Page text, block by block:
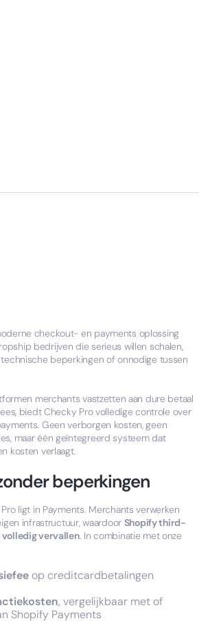
checkout- en payments oplossing
bedrijven die serieus willen schalen,
beperkingen of onnodige tussen
merchants vastzetten aan dure betaal
biedt Checky Pro volledige controle over
Geen verborgen kosten, geen
maar één geïntegreerd systeem dat
kosten verlaagt.
beperkingen
ligt in Payments. Merchants verwerken
infrastructuur, waardoor Shopify third-
vervallen. In combinatie met onze
op creditcardbetalingen
, vergelijkbaar met of
Shopify Payments